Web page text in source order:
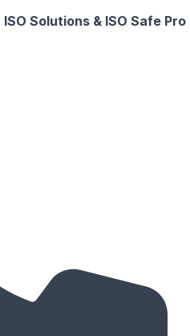
ISO Solutions & ISO Safe Pro